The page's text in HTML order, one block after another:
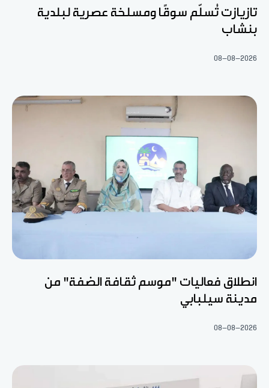
تازيازت تُسلّم سوقًا ومسلخة عصرية لبلدية
بنشاب
08-08-2026
انطلاق فعاليات "موسم ثقافة الضفة" من
مدينة سيلبابي
08-08-2026